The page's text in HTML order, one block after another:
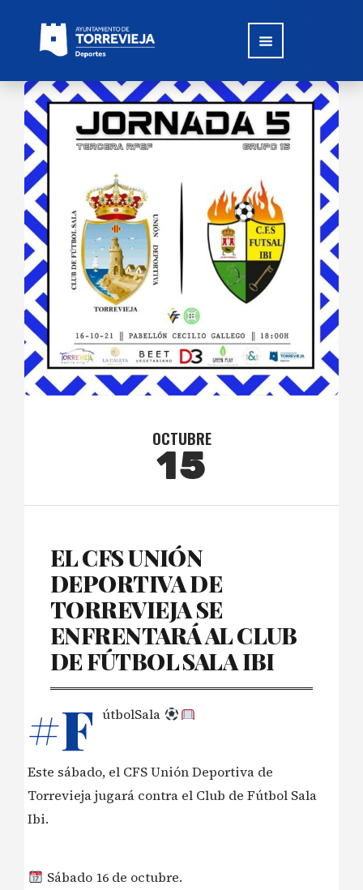
OCTUBRE
15
EL CFS UNIÓN
DEPORTIVA DE
TORREVIEJA SE
ENFRENTARÁ AL CLUB
DE FÚTBOL SALA IBI
#F útbolSala
Este sábado, el CFS Unión Deportiva de
Torrevieja jugará contra el Club de Fútbol Sala
Ibi.
Sábado 16 de octubre.